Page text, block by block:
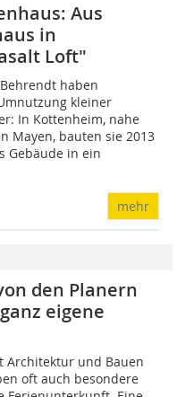
Aus
in
Loft"
haben
kleiner
In Kottenheim, nahe
Mayen, bauten sie 2013
Gebäude in ein
mehr
den Planern
eigene
Architektur und Bauen
oft auch besondere